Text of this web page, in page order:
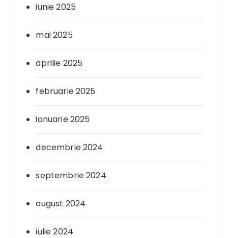
iunie 2025
mai 2025
aprilie 2025
februarie 2025
ianuarie 2025
decembrie 2024
septembrie 2024
august 2024
iulie 2024